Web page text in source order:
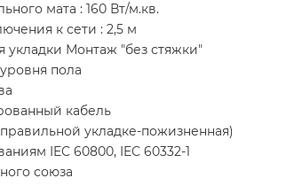
мата : 160 Вт/м.кв.
к сети : 2,5 м
укладки Монтаж "без стяжки"
пола
кабель
укладке-пожизненная)
IEC 60800, IEC 60332-1
союза